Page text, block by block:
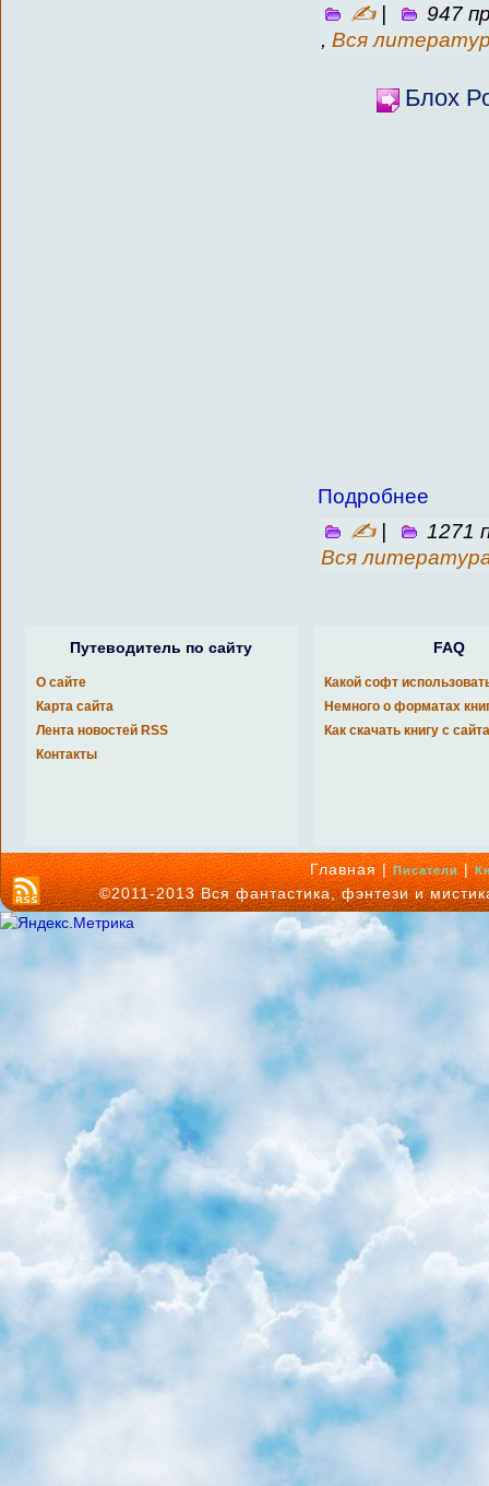
✍|
947
, Вся
Блох
Подробнее
✍|
1271
Вся
Путеводитель по сайту
О сайте
Карта сайта
Лента новостей RSS
Контакты
FAQ
Какой софт
Немного о форматах
Как скачать книгу с
Главная |Писатели|
©2011-2013 Вся фантастика, фэнтези и